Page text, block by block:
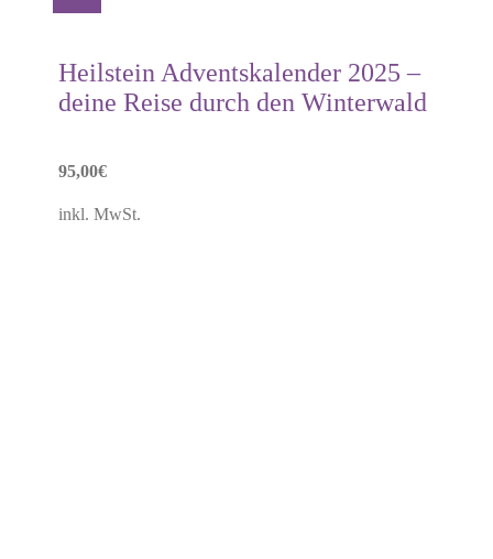
Heilstein Adventskalender 2025 –
deine Reise durch den Winterwald
95,00€
inkl. MwSt.